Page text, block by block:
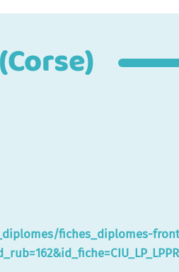
fiches_diplomes-